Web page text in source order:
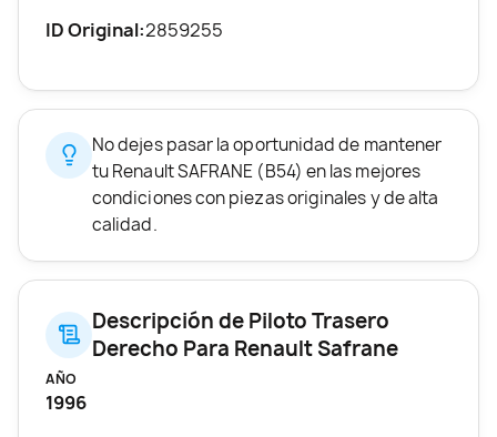
ID Original:2859255
No dejes pasar la oportunidad de mantener
tu Renault SAFRANE (B54) en las mejores
condiciones con piezas originales y de alta
calidad.
Descripción de Piloto Trasero
Derecho Para Renault Safrane
AÑO
1996